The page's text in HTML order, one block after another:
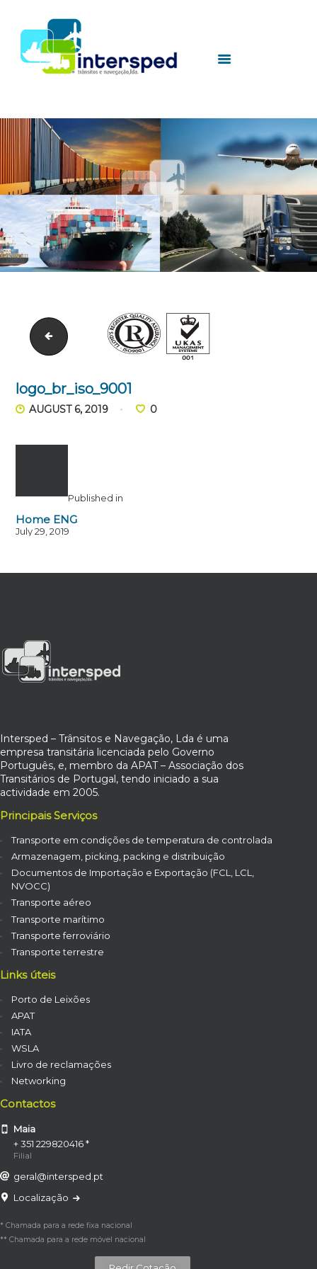
INTERSPED
SERVICES
UTILITIES
CONTACTS
carrinha
logo_br_iso_9001
AUGUST 6, 2019 0
Published in
Home ENG
July 29, 2019
Intersped – Trânsitos e Navegação, Lda é uma
empresa transitária licenciada pelo Governo
Português, e, membro da APAT – Associação dos
Transitários de Portugal, tendo iniciado a sua
actividade em 2005.
Principais Serviços
Transporte em condições de temperatura de controlada
Armazenagem, picking, packing e distribuição
Documentos de Importação e Exportação (FCL, LCL,
NVOCC)
Transporte aéreo
Transporte marítimo
Transporte ferroviário
Transporte terrestre
Links úteis
Porto de Leixões
APAT
IATA
WSLA
Livro de reclamações
Networking
Contactos
Maia
+ 351 229820416 *
Filial
geral@intersped.pt
Localização
* Chamada para a rede fixa nacional
** Chamada para a rede móvel nacional